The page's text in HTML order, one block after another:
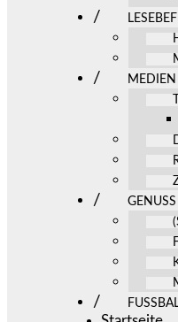
MEDIEN
GENUSS